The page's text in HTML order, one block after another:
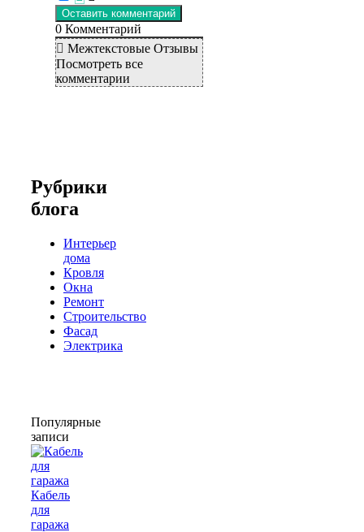
0 Комментарий
Межтекстовые Отзывы
Посмотреть все
комментарии
Рубрики
блога
Интерьер
дома
Кровля
Окна
Ремонт
Строительство
Фасад
Электрика
Популярные
записи
Кабель
для
гаража